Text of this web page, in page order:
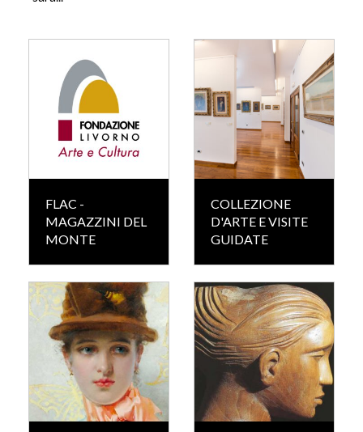
FLAC -
MAGAZZINI DEL
MONTE
COLLEZIONE
D'ARTE E VISITE
GUIDATE